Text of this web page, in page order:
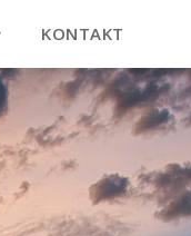
KONTAKT